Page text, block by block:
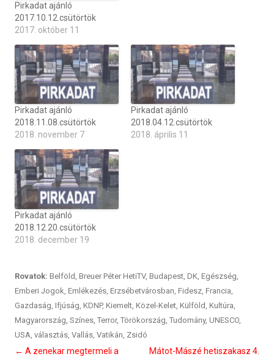
Pirkadat ajánló
2017.10.12.csütörtök
2017. október 11
Pirkadat ajánló
2018.11.08.csütörtök
2018. november 7
Pirkadat ajánló
2018.04.12.csütörtök
2018. április 11
Pirkadat ajánló
2018.12.20.csütörtök
2018. december 19
Rovatok: Belföld Breuer Péter HetiTV, Budapest DK Egészség
Emberi Jogok Emlékezés Erzsébetvárosban Fidesz Francia
Gazdaság Ifjúság KDNP, Kiemelt Közel-Kelet Külföld Kultúra
Magyarország Színes Terror, Törökország Tudomány, UNESCO
USA választás Vallás Vatikán Zsidó
Bejegyzés
← A zenekar megtermeli a
Mátot-Mászé hetiszakasz 4.